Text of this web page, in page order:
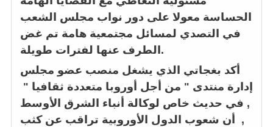
الحساسة معولا على دور نواب مجلس الشعب
في التصدي لمسائل مجتمعية هامة تم غض
الطرف عنها لفترات طويلة.
أكد بغجاتي الذي يشغل منصب عضو مجلس
إدارة منتدى " من أجل أوروبا متعددة ثقافيا "
, في حديث خاص لوكالة أنباء الشرق الأوسط
, أن شعوب الدول الأوروبية تراقب عن كثب